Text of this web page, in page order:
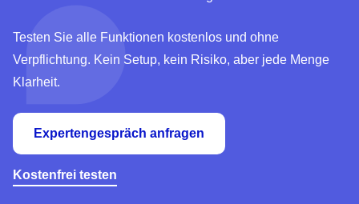
Testen Sie alle Funktionen kostenlos und ohne
Verpflichtung. Kein Setup, kein Risiko, aber jede Menge
Klarheit.
Expertengespräch anfragen
Kostenfrei testen